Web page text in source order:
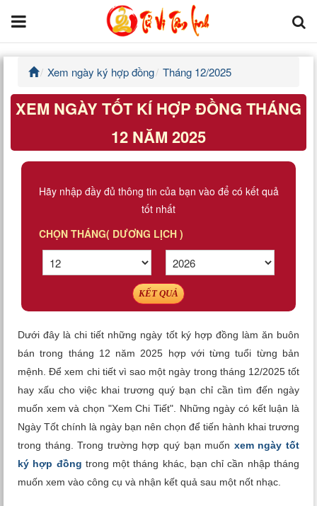
Trang chủ
Tử Vi Đẩu Số
Tử Vi 12 Con Giáp
Văn Hoa Tâm linh
Xem tuổi
Tướng số
Cung hoàng đạo
Xem ngày ký hợp đồng Tháng 12/2025
XEM NGÀY TỐT KÍ HỢP ĐỒNG THÁNG
12 NĂM 2025
Hãy nhập đầy đủ thông tin của bạn vào để có kết quả
tốt nhất
CHỌN THÁNG( DƯƠNG LỊCH )
KẾT QUẢ
Dưới đây là chi tiết những ngày tốt ký hợp đồng làm ăn buôn
bán trong tháng 12 năm 2025 hợp với từng tuổi từng bản
mệnh. Để xem chi tiết vì sao một ngày trong tháng 12/2025 tốt
hay xấu cho việc khai trương quý bạn chỉ cần tìm đến ngày
muốn xem và chọn "Xem Chi Tiết". Những ngày có kết luận là
Ngày Tốt chính là ngày bạn nên chọn để tiến hành khai trương
trong tháng. Trong trường hợp quý bạn muốn xem ngày tốt
ký hợp đồng trong một tháng khác, bạn chỉ cần nhập tháng
muốn xem vào công cụ và nhận kết quả sau một nốt nhạc.